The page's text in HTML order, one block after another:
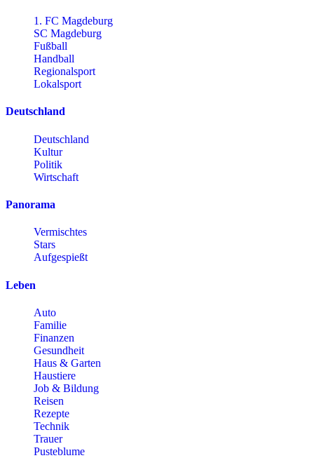
1. FC Magdeburg
SC Magdeburg
Fußball
Handball
Regionalsport
Lokalsport
Deutschland
Deutschland
Kultur
Politik
Wirtschaft
Panorama
Vermischtes
Stars
Aufgespießt
Leben
Auto
Familie
Finanzen
Gesundheit
Haus & Garten
Haustiere
Job & Bildung
Reisen
Rezepte
Technik
Trauer
Pusteblume